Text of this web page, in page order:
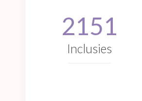
2151
Inclusies